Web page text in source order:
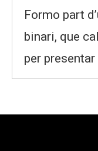
Formo part
binari, que
per